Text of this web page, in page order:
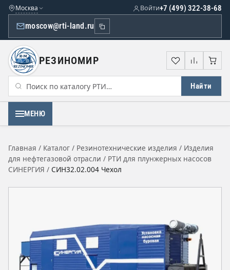
Москва
moscow@rti-land.ru
+7 (499) 322-38-68
Войти
РЕЗИНОМИР
Найти
Избранное
МЕНЮ
Главная / Каталог / Резинотехнические изделия / Изделия
для нефтегазовой отрасли / РТИ для плунжерных насосов
СИНЕРГИЯ / СИН32.02.004 Чехол